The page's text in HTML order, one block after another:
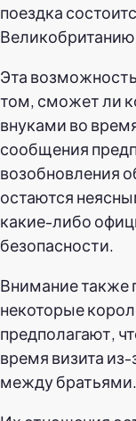
поездка
Великобританию
Эта
том, сможет ли
внуками во
сообщения
возобновления
остаются
какие-либо
безопасности.
Внимание также
некоторые
предполагают,
время визита
между братьями.